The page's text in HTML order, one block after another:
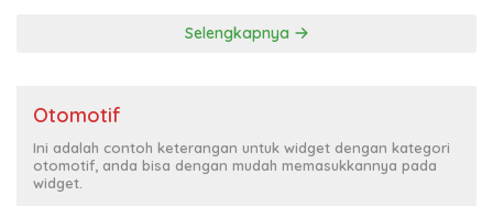
Selengkapnya
Otomotif
Ini adalah contoh keterangan untuk widget dengan kategori
otomotif, anda bisa dengan mudah memasukkannya pada
widget.